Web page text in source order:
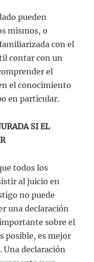
pueden
mismos, o
con el
contar con un
el
el conocimiento
en particular.
SI EL
todos los
al juicio en
no puede
una declaración
sobre el
posible, es mejor
Una declaración